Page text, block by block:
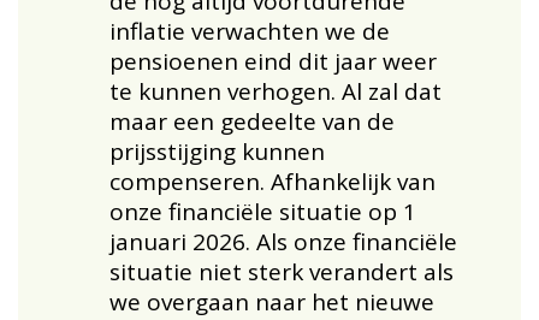
inflatie verwachten we de
pensioenen eind dit jaar weer
te kunnen verhogen. Al zal dat
maar een gedeelte van de
prijsstijging kunnen
compenseren. Afhankelijk van
onze financiële situatie op 1
januari 2026. Als onze financiële
situatie niet sterk verandert als
we overgaan naar het nieuwe